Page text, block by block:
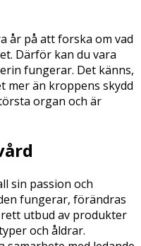
år på att forska om vad
Därför kan du vara
fungerar. Det känns,
mer än kroppens skydd
organ och är
sin passion och
fungerar, förändras
utbud av produkter
och åldrar.